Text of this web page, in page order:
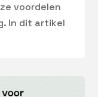
voordelen
In dit artikel